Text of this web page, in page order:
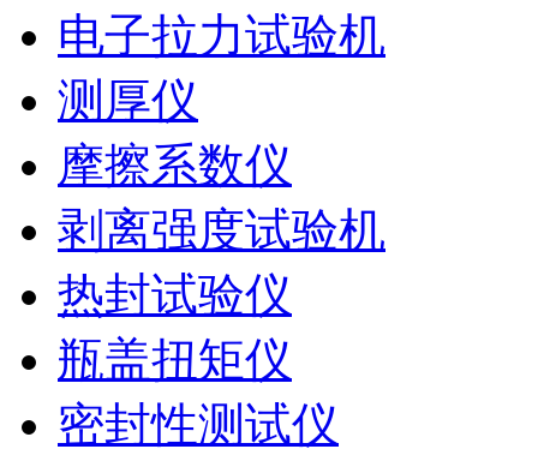
电子拉力试验机
测厚仪
摩擦系数仪
剥离强度试验机
热封试验仪
瓶盖扭矩仪
密封性测试仪